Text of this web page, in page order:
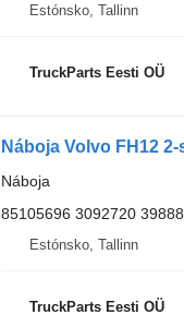
Estónsko, Tallinn
TruckParts Eesti OÜ
Náboja
85105696 3092720
Estónsko, Tallinn
TruckParts Eesti OÜ